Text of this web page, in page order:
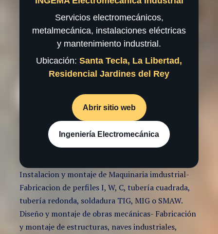
Servicios electromecánicos,
metalmecánica, instalaciones eléctricas
y mantenimiento industrial.
Ubicación: Santa Tecla, La Libertad,
Residencial Jardines del Rey
Abrir sitio web
Ingeniería Electromecánica
Instalacion y montaje de Maquinaria imdustrial-
Fabricacion de perfiles I, W, C, tubería cuadrada,
tubería redonda, soldadura TIG, MIG o SMAW.
Diseño y montaje de obras mecánicas- Fabricación
y montaje de estructuras, naves industriales,